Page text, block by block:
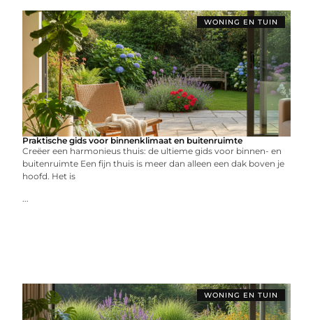
WONING EN TUIN
Praktische gids voor binnenklimaat en buitenruimte
Creëer een harmonieus thuis: de ultieme gids voor binnen- en
buitenruimte Een fijn thuis is meer dan alleen een dak boven je
hoofd. Het is
...
WONING EN TUIN